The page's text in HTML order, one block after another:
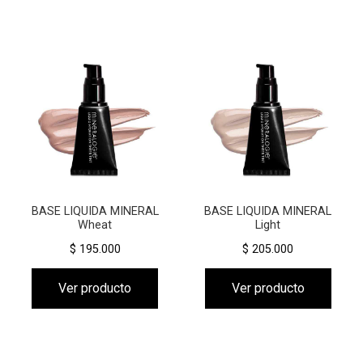
BASE LIQUIDA MINERAL
Wheat
$ 195.000
Ver producto
BASE LIQUIDA MINERAL
Light
$ 205.000
Ver producto